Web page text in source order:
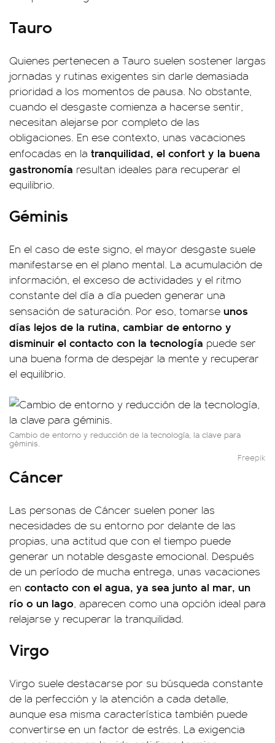
Tauro
Quienes pertenecen a Tauro suelen sostener largas
jornadas y rutinas exigentes sin darle demasiada
prioridad a los momentos de pausa. No obstante,
cuando el desgaste comienza a hacerse sentir,
necesitan alejarse por completo de las
obligaciones. En ese contexto, unas vacaciones
enfocadas en la tranquilidad, el confort y la buena
gastronomía resultan ideales para recuperar el
equilibrio.
Géminis
En el caso de este signo, el mayor desgaste suele
manifestarse en el plano mental. La acumulación de
información, el exceso de actividades y el ritmo
constante del día a día pueden generar una
sensación de saturación. Por eso, tomarse unos
días lejos de la rutina, cambiar de entorno y
disminuir el contacto con la tecnología puede ser
una buena forma de despejar la mente y recuperar
el equilibrio.
Cambio de entorno y reducción de la tecnología, la clave para
géminis.
Freepik
Cáncer
Las personas de Cáncer suelen poner las
necesidades de su entorno por delante de las
propias, una actitud que con el tiempo puede
generar un notable desgaste emocional. Después
de un período de mucha entrega, unas vacaciones
en contacto con el agua, ya sea junto al mar, un
río o un lago, aparecen como una opción ideal para
relajarse y recuperar la tranquilidad.
Virgo
Virgo suele destacarse por su búsqueda constante
de la perfección y la atención a cada detalle,
aunque esa misma característica también puede
convertirse en un factor de estrés. La exigencia